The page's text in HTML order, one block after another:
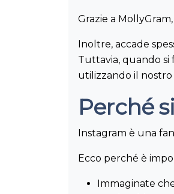
Grazie a
Inoltre, accade
Tuttavia, quando si
utilizzando il
Perché
Instagram è una
Ecco perché è
Immaginate